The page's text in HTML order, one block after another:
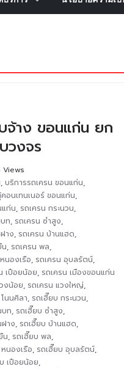
จ้าง ขอนแก่น ยก
วงจร
Views
, บริการรถเครน ขอนแก่น,
อนเทนเนอร์ ขอนแก่น,
ก่น, รถเครน กระนวน,
ท, รถเครน ซำสูง,
าง, รถเครน บ้านแฮด,
น, รถเครน พล,
นองเรือ, รถเครน อุบลรัตน์,
เปือยน้อย, รถเครน เมืองขอนแก่น
งน้อย, รถเครน แวงใหญ่,
นนศิลา, รถเฮี๊ยบ กระนวน,
บท, รถเฮี๊ยบ ซำสูง,
าง, รถเฮี๊ยบ บ้านแฮด,
น, รถเฮี๊ยบ พล,
นองเรือ, รถเฮี๊ยบ อุบลรัตน์,
เปือยน้อย,